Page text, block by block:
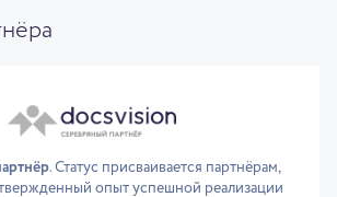
. Статус присваивается партнёрам,
опыт успешной реализации